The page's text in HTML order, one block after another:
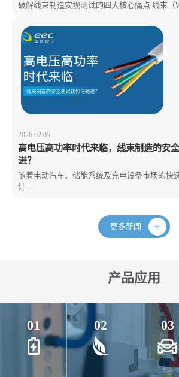
破解线束制造安规测试的四大核心痛点 线束（
2026.02.05
高电压高功率时代来临，线束制造的安
进？
随着电动汽车、储能系统及充电设备市场的快
计...
更多新闻
产品应用
01 02 03